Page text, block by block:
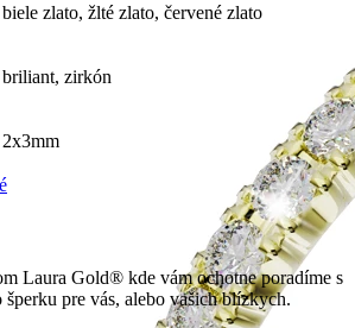
biele zlato, žlté zlato, červené zlato
briliant, zirkón
2x3mm
Laura Gold® kde vám ochotne poradíme s
pre vás, alebo vašich blízkych.